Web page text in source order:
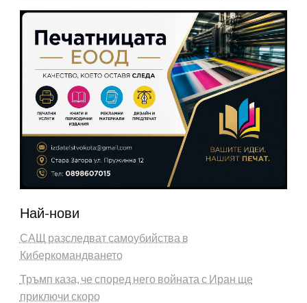
Най-нови
САЩ разследват самоубийства в
Киберкомандването
Тръмп каза, че според него войната с Иран ще
приключи скоро